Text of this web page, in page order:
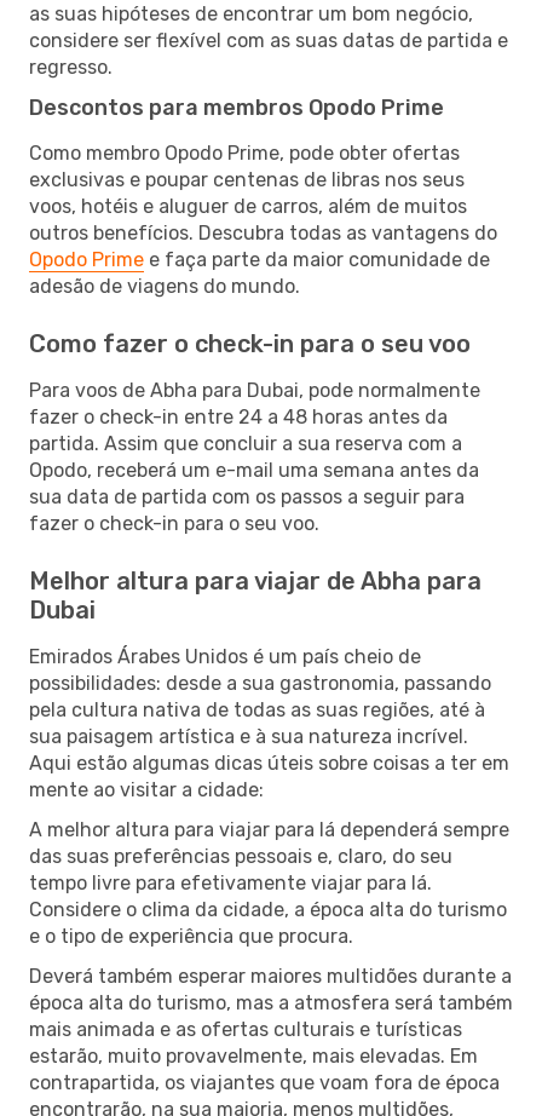
as suas hipóteses de encontrar um bom negócio,
considere ser flexível com as suas datas de partida e
regresso.
Descontos para membros Opodo Prime
Como membro Opodo Prime, pode obter ofertas
exclusivas e poupar centenas de libras nos seus
voos, hotéis e aluguer de carros, além de muitos
outros benefícios. Descubra todas as vantagens do
Opodo Prime e faça parte da maior comunidade de
adesão de viagens do mundo.
Como fazer o check-in para o seu voo
Para voos de Abha para Dubai, pode normalmente
fazer o check-in entre 24 a 48 horas antes da
partida. Assim que concluir a sua reserva com a
Opodo, receberá um e-mail uma semana antes da
sua data de partida com os passos a seguir para
fazer o check-in para o seu voo.
Melhor altura para viajar de Abha para
Dubai
Emirados Árabes Unidos é um país cheio de
possibilidades: desde a sua gastronomia, passando
pela cultura nativa de todas as suas regiões, até à
sua paisagem artística e à sua natureza incrível.
Aqui estão algumas dicas úteis sobre coisas a ter em
mente ao visitar a cidade:
A melhor altura para viajar para lá dependerá sempre
das suas preferências pessoais e, claro, do seu
tempo livre para efetivamente viajar para lá.
Considere o clima da cidade, a época alta do turismo
e o tipo de experiência que procura.
Deverá também esperar maiores multidões durante a
época alta do turismo, mas a atmosfera será também
mais animada e as ofertas culturais e turísticas
estarão, muito provavelmente, mais elevadas. Em
contrapartida, os viajantes que voam fora de época
encontrarão, na sua maioria, menos multidões,